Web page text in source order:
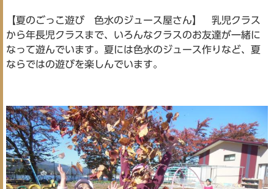
【夏のごっこ遊び 色水のジュース屋さん】 乳児クラス
から年長児クラスまで、いろんなクラスのお友達が一緒に
なって遊んでいます。夏には色水のジュース作りなど、夏
ならではの遊びを楽しんでいます。